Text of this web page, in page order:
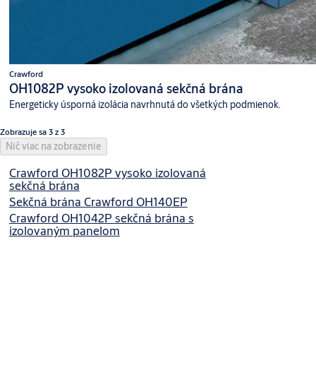
Crawford
OH1082P vysoko izolovaná sekčná brána
Energeticky úsporná izolácia navrhnutá do všetkých podmienok.
Zobrazuje sa 3 z 3
Nič viac na zobrazenie
Crawford OH1082P vysoko izolovaná
sekčná brána
Sekčná brána Crawford OH140EP
Crawford OH1042P sekčná brána s
izolovaným panelom